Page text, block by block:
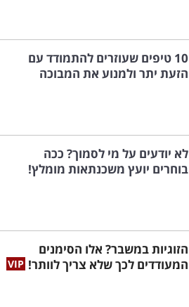
10 טיפים שעוזרים להתמודד עם
הזעת יתר ולמנוע את המבוכה
לא יודעים על מי לסמוך? ככה
בוחרים יועץ משכנתאות מומלץ!
הזוגיות במשבר? אלו הסימנים
המעודדים לכך שלא צריך לוותר!